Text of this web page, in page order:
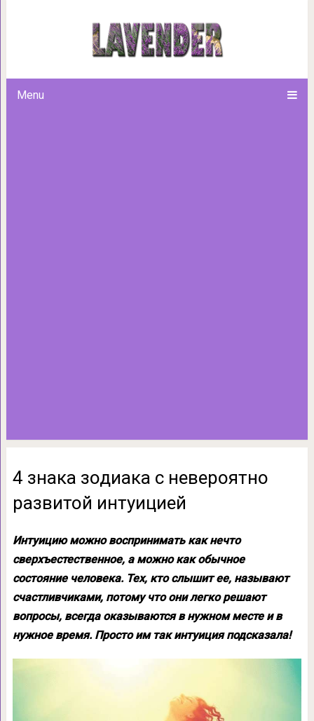
Menu
4 знака зодиака с
4 знака зодиака с невероятно
развитой интуицией
Интуицию можно воспринимать как нечто
сверхъестественное, а можно как обычное
состояние человека. Тех, кто слышит ее, называют
счастливчиками, потому что они легко решают
вопросы, всегда оказываются в нужном месте и в
нужное время. Просто им так интуиция подсказала!